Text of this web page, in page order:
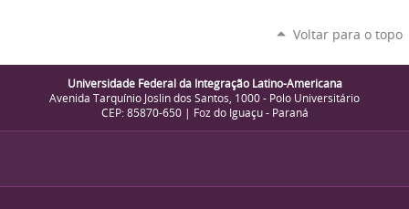
Voltar para o topo
Universidade Federal da Integração Latino-Americana
Avenida Tarquínio Joslin dos Santos, 1000 - Polo Universitário
CEP: 85870-650 | Foz do Iguaçu - Paraná